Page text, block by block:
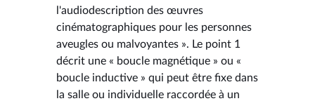
l'audiodescription des œuvres
cinématographiques pour les personnes
aveugles ou malvoyantes ». Le point 1
décrit une « boucle magnétique » ou «
boucle inductive » qui peut être fixe dans
la salle ou individuelle raccordée à un